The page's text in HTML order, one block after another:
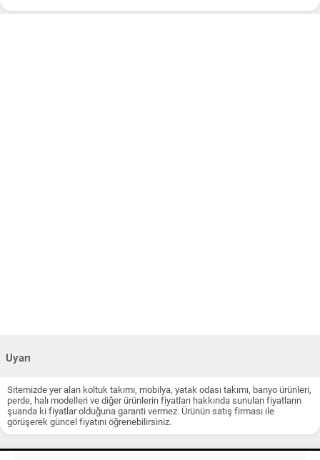
Uyarı
Sitemizde yer alan koltuk takımı, mobilya, yatak odası takımı, banyo ürünleri,
perde, halı modelleri ve diğer ürünlerin fiyatları hakkında sunulan fiyatların
şuanda ki fiyatlar olduğuna garanti vermez. Ürünün satış firması ile
görüşerek güncel fiyatını öğrenebilirsiniz.